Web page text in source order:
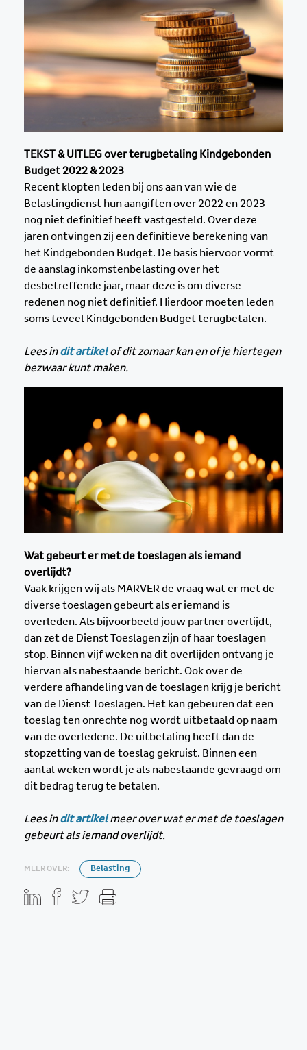
TEKST & UITLEG over terugbetaling Kindgebonden
Budget 2022 & 2023
Recent klopten leden bij ons aan van wie de
Belastingdienst hun aangiften over 2022 en 2023
nog niet definitief heeft vastgesteld. Over deze
jaren ontvingen zij een definitieve berekening van
het Kindgebonden Budget. De basis hiervoor vormt
de aanslag inkomstenbelasting over het
desbetreffende jaar, maar deze is om diverse
redenen nog niet definitief. Hierdoor moeten leden
soms teveel Kindgebonden Budget terugbetalen.
Lees in dit artikelof dit zomaar kan en of je hiertegen
bezwaar kunt maken.
Wat gebeurt er met de toeslagen als iemand
overlijdt?
Vaak krijgen wij als MARVER de vraag wat er met de
diverse toeslagen gebeurt als er iemand is
overleden. Als bijvoorbeeld jouw partner overlijdt,
dan zet de Dienst Toeslagen zijn of haar toeslagen
stop. Binnen vijf weken na dit overlijden ontvang je
hiervan als nabestaande bericht. Ook over de
verdere afhandeling van de toeslagen krijg je bericht
van de Dienst Toeslagen. Het kan gebeuren dat een
toeslag ten onrechte nog wordt uitbetaald op naam
van de overledene. De uitbetaling heeft dan de
stopzetting van de toeslag gekruist. Binnen een
aantal weken wordt je als nabestaande gevraagd om
dit bedrag terug te betalen.
Lees in dit artikel meer over wat er met de toeslagen
gebeurt als iemand overlijdt.
MEER OVER: Belasting